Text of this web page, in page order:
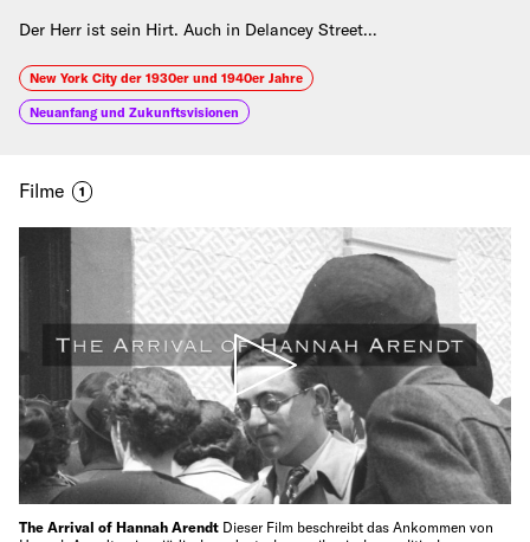
Der Herr ist sein Hirt. Auch in Delancey Street…
New York City der 1930er und 1940er Jahre
Neuanfang und Zukunftsvisionen
Filme 1
The Arrival of Hannah Arendt Dieser Film beschreibt das Ankommen von